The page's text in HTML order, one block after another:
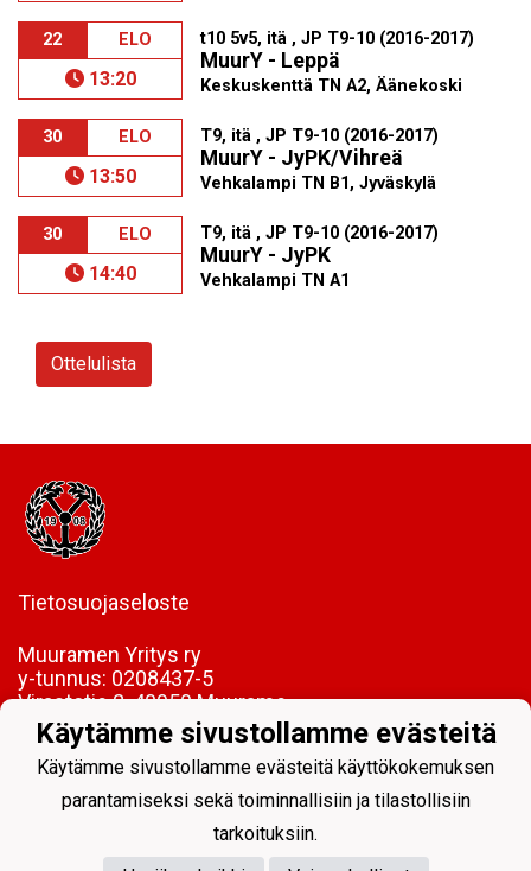
22 ELO
13:20
t10 5v5, itä , JP T9-10 (2016-2017)
MuurY - Leppä
Keskuskenttä TN A2, Äänekoski
30 ELO
13:50
T9, itä , JP T9-10 (2016-2017)
MuurY - JyPK/Vihreä
Vehkalampi TN B1, Jyväskylä
30 ELO
14:40
T9, itä , JP T9-10 (2016-2017)
MuurY - JyPK
Vehkalampi TN A1
Ottelulista
Tietosuojaseloste
Muuramen Yritys ry
y-tunnus: 0208437-5
Virastotie 2, 40950 Muurame
FI85 5089 5340 0005 06
Käytämme sivustollamme evästeitä
Käytämme sivustollamme evästeitä käyttökokemuksen
parantamiseksi sekä toiminnallisiin ja tilastollisiin
tarkoituksiin.